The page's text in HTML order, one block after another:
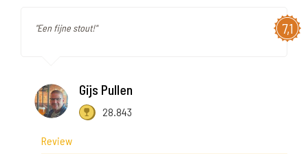
7,1
"Een fijne stout!"
Gijs Pullen
28.843
Review